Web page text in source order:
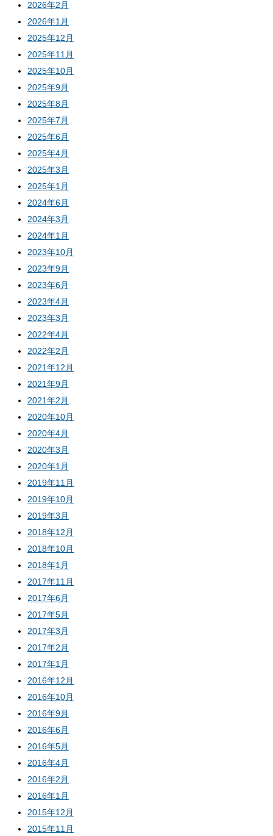
2026年2月
2026年1月
2025年12月
2025年11月
2025年10月
2025年9月
2025年8月
2025年7月
2025年6月
2025年4月
2025年3月
2025年1月
2024年6月
2024年3月
2024年1月
2023年10月
2023年9月
2023年6月
2023年4月
2023年3月
2022年4月
2022年2月
2021年12月
2021年9月
2021年2月
2020年10月
2020年4月
2020年3月
2020年1月
2019年11月
2019年10月
2019年3月
2018年12月
2018年10月
2018年1月
2017年11月
2017年6月
2017年5月
2017年3月
2017年2月
2017年1月
2016年12月
2016年10月
2016年9月
2016年6月
2016年5月
2016年4月
2016年2月
2016年1月
2015年12月
2015年11月